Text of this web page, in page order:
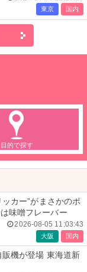
東京 国内
目的で探す
ッカー”がまさかのポ
味噌フレーバー
2026-08-05 11:03:43
大阪 国内
機が登場 東海道新